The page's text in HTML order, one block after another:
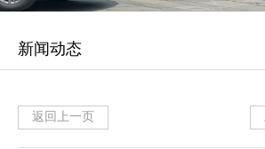
新闻动态
返回上一页